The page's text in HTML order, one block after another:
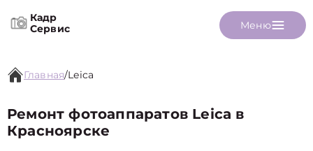
Кадр
Сервис
Меню
Главная/Leica
Ремонт фотоаппаратов Leica в
Красноярске